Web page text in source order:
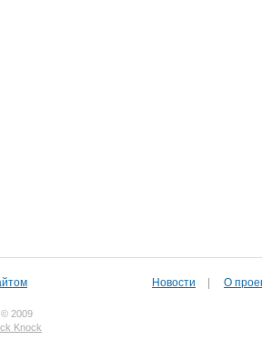
© 2009
Knock
Новости О